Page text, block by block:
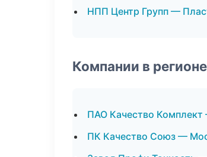
НПП Центр Групп —
Компании в
ПАО Качество Комплект
ПК Качество Союз —